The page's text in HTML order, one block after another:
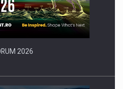
part-time reincep sa intre pe…
2026